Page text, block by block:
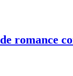
romance